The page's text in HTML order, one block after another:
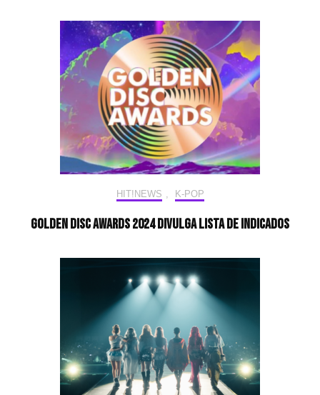
HIT!NEWS K-POP
Golden Disc Awards 2024 divulga lista de indicados